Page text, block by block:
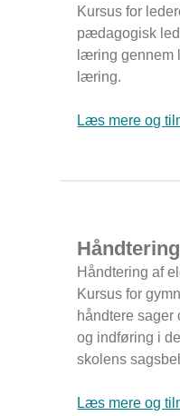
Kursus for
pædagogisk
læring gennem
læring.
Læs mere og
Håndtering af
Kursus for
håndtere sager
og indføring i
skolens
Læs mere og